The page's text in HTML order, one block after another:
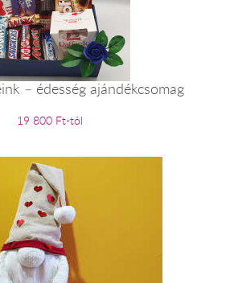
– édesség ajándékcsomag
19 800 Ft-tól